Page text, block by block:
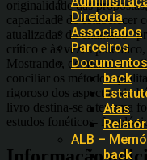
Diretoria
Associados
Parceiros
Documentos
back
Atas
ALB –
back
originalidade das
capacidade de estabelecer
atualizadas do chamado
crítico e às vezes
Mostrando, de maneira
conciliar os métodos
rigoroso dos aspectos
livro destina-se a ter uma
estudos fonéticos-
Informação